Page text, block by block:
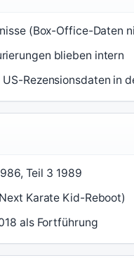
(Box-Office-Daten
blieben intern
Rezensionsdaten in
Teil 3 1989
Karate Kid-Reboot)
als Fortführung